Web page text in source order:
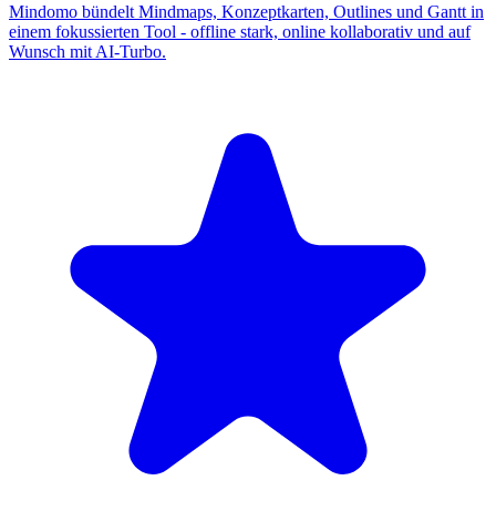
Mindomo bündelt Mindmaps, Konzeptkarten, Outlines und Gantt in
einem fokussierten Tool - offline stark, online kollaborativ und auf
Wunsch mit AI-Turbo.